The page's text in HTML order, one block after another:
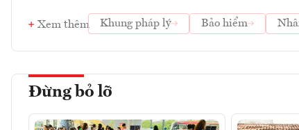
Xem thêm Khung pháp lý Bảo hiểm
Đừng bỏ lỡ